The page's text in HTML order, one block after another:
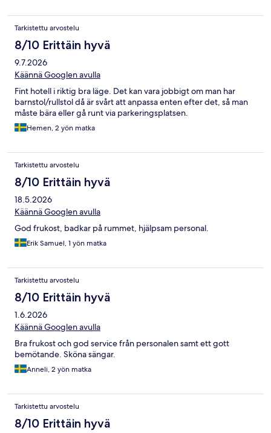
Tarkistettu arvostelu
8/10 Erittäin hyvä
9.7.2026
Käännä Googlen avulla
Fint hotell i riktig bra läge. Det kan vara jobbigt om man har
barnstol/rullstol då är svårt att anpassa enten efter det, så man
måste bära eller gå runt via parkeringsplatsen.
Hemen, 2 yön matka
Tarkistettu arvostelu
8/10 Erittäin hyvä
18.5.2026
Käännä Googlen avulla
God frukost, badkar på rummet, hjälpsam personal.
Erik Samuel, 1 yön matka
Tarkistettu arvostelu
8/10 Erittäin hyvä
1.6.2026
Käännä Googlen avulla
Bra frukost och god service från personalen samt ett gott
bemötande. Sköna sängar.
Anneli, 2 yön matka
Tarkistettu arvostelu
8/10 Erittäin hyvä